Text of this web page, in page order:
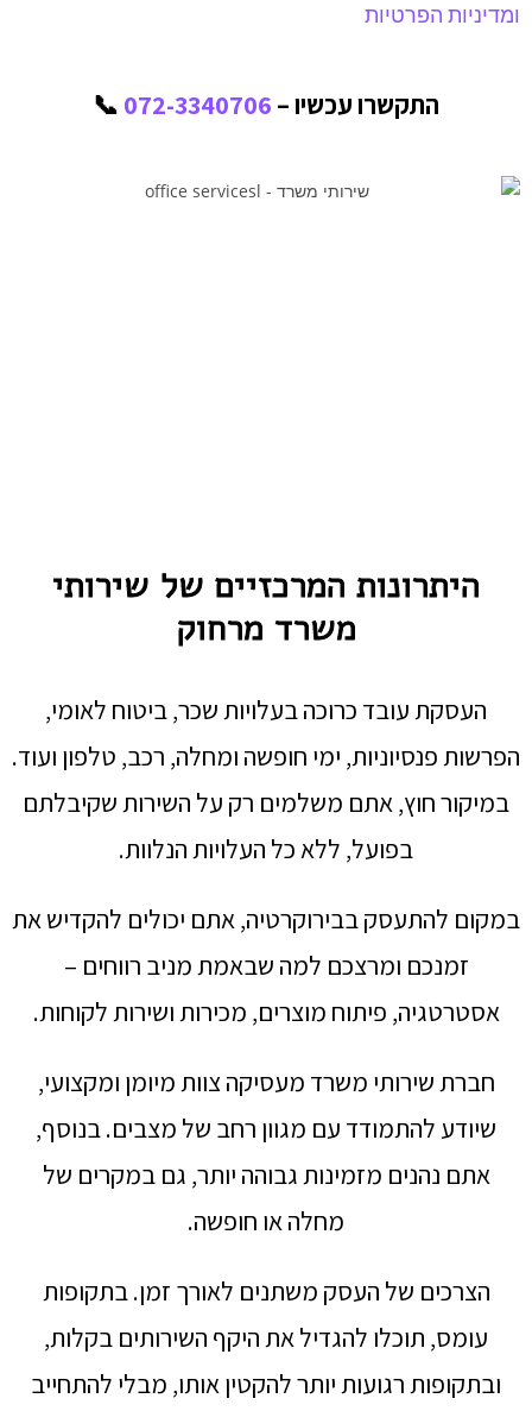
ומדיניות הפרטיות
התקשרו עכשיו – 072-3340706
📞
היתרונות המרכזיים של שירותי
משרד מרחוק
העסקת עובד כרוכה בעלויות שכר, ביטוח לאומי,
הפרשות פנסיוניות, ימי חופשה ומחלה, רכב, טלפון ועוד.
במיקור חוץ, אתם משלמים רק על השירות שקיבלתם
בפועל, ללא כל העלויות הנלוות.
במקום להתעסק בבירוקרטיה, אתם יכולים להקדיש את
זמנכם ומרצכם למה שבאמת מניב רווחים –
אסטרטגיה, פיתוח מוצרים, מכירות ושירות לקוחות.
חברת שירותי משרד מעסיקה צוות מיומן ומקצועי,
שיודע להתמודד עם מגוון רחב של מצבים. בנוסף,
אתם נהנים מזמינות גבוהה יותר, גם במקרים של
מחלה או חופשה.
הצרכים של העסק משתנים לאורך זמן. בתקופות
עומס, תוכלו להגדיל את היקף השירותים בקלות,
ובתקופות רגועות יותר להקטין אותו, מבלי להתחייב